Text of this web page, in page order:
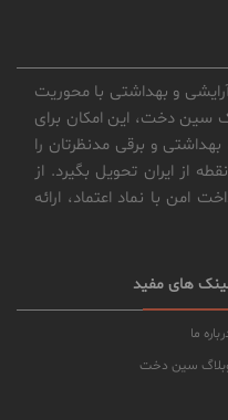
و بهداشتی با محوریت
سین دخت، این امکان برای
و برقی مدنظرتان را
از ایران تحویل بگیرد. از
امن با نماد اعتماد، ارائه
های مفید
ما
سین دخت